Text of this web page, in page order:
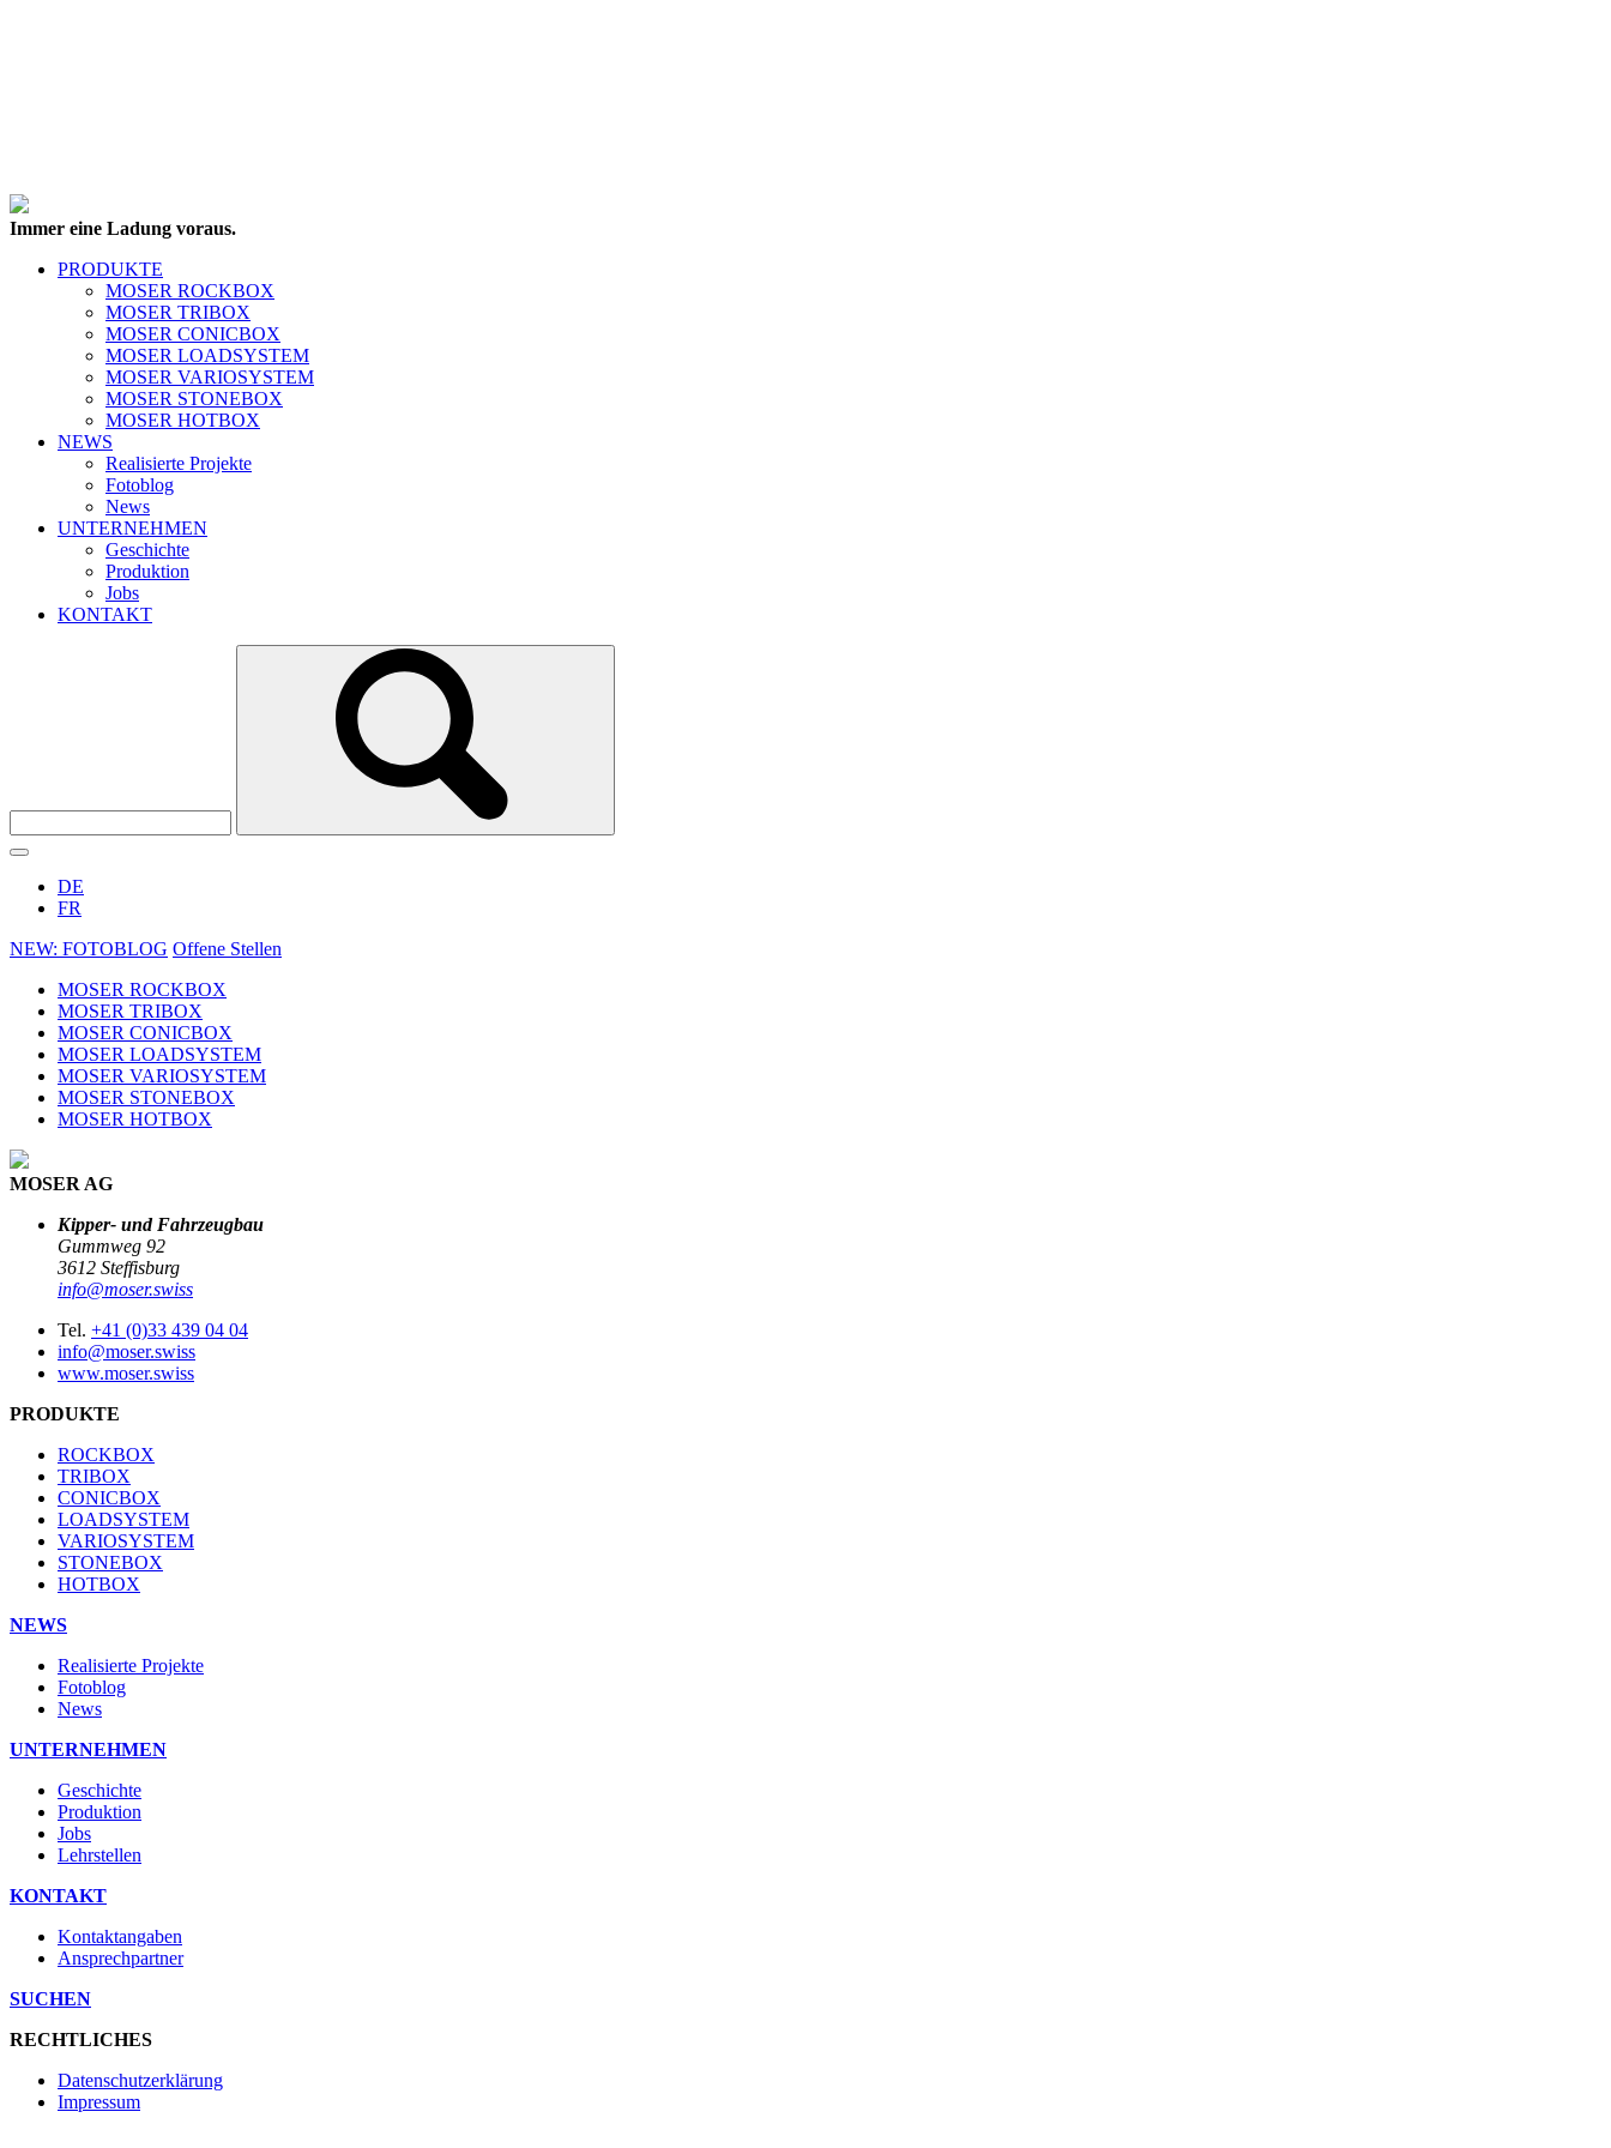
Immer eine Ladung voraus.
PRODUKTE
MOSER ROCKBOX
MOSER TRIBOX
MOSER CONICBOX
MOSER LOADSYSTEM
MOSER VARIOSYSTEM
MOSER STONEBOX
MOSER HOTBOX
NEWS
Realisierte Projekte
Fotoblog
News
UNTERNEHMEN
Geschichte
Produktion
Jobs
KONTAKT
DE
FR
NEW: FOTOBLOG Offene Stellen
MOSER ROCKBOX
MOSER TRIBOX
MOSER CONICBOX
MOSER LOADSYSTEM
MOSER VARIOSYSTEM
MOSER STONEBOX
MOSER HOTBOX
MOSER AG
Kipper- und Fahrzeugbau
Gummweg 92
3612 Steffisburg
info@moser.swiss
Tel. +41 (0)33 439 04 04
info@moser.swiss
www.moser.swiss
PRODUKTE
ROCKBOX
TRIBOX
CONICBOX
LOADSYSTEM
VARIOSYSTEM
STONEBOX
HOTBOX
NEWS
Realisierte Projekte
Fotoblog
News
UNTERNEHMEN
Geschichte
Produktion
Jobs
Lehrstellen
KONTAKT
Kontaktangaben
Ansprechpartner
SUCHEN
RECHTLICHES
Datenschutzerklärung
Impressum